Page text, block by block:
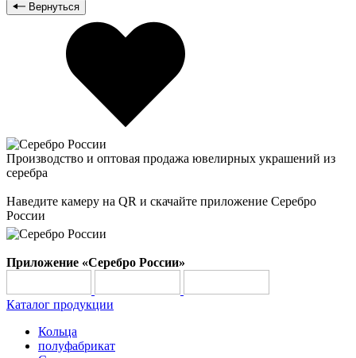
Вернуться
Производство и оптовая продажа ювелирных украшений из
серебра
Наведите камеру на QR и скачайте приложение Серебро
России
Приложение «Серебро России»
Каталог продукции
Кольца
полуфабрикат